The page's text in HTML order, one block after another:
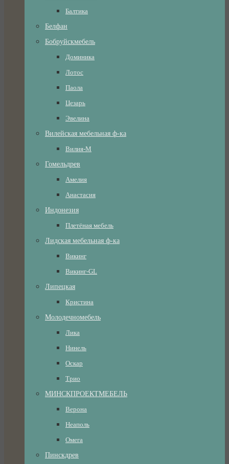
Балтика
Белфан
Бобруйскмебель
Доминика
Лотос
Паола
Цезарь
Эвелина
Вилейская мебельная ф-ка
Вилия-М
Гомельдрев
Амелия
Анастасия
Индонезия
Плетёная мебель
Лидская мебельная ф-ка
Викинг
Викинг-GL
Липецкая
Кристина
Молодечномебель
Лика
Нинель
Оскар
Трио
МИНСКПРОЕКТМЕБЕЛЬ
Верона
Неаполь
Омега
Пинскдрев